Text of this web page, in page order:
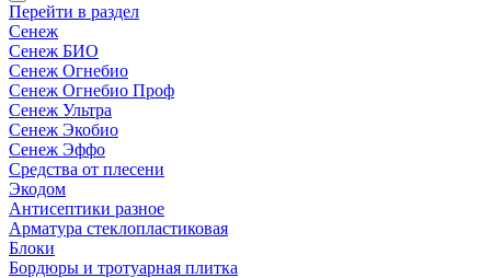
Перейти в раздел
Сенеж
Сенеж БИО
Сенеж Огнебио
Сенеж Огнебио Проф
Сенеж Ультра
Сенеж Экобио
Сенеж Эффо
Средства от плесени
Экодом
Антисептики разное
Арматура стеклопластиковая
Блоки
Бордюры и тротуарная плитка